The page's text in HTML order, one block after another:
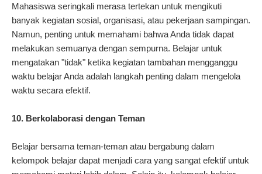
Mahasiswa seringkali merasa tertekan untuk mengikuti
banyak kegiatan sosial, organisasi, atau pekerjaan sampingan.
Namun, penting untuk memahami bahwa Anda tidak dapat
melakukan semuanya dengan sempurna. Belajar untuk
mengatakan "tidak" ketika kegiatan tambahan mengganggu
waktu belajar Anda adalah langkah penting dalam mengelola
waktu secara efektif.
10. Berkolaborasi dengan Teman
Belajar bersama teman-teman atau bergabung dalam
kelompok belajar dapat menjadi cara yang sangat efektif untuk